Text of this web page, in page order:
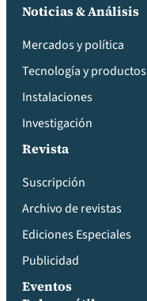
Noticias & Análisis
Mercados y política
Tecnología y productos
Instalaciones
Investigación
Revista
Suscripción
Archivo de revistas
Ediciones Especiales
Publicidad
Eventos